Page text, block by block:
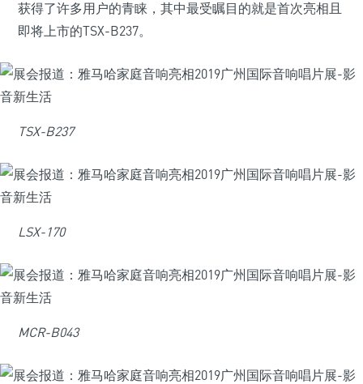
获得了许多用户的青睐，其中最受瞩目的就是首次亮相且
即将上市的TSX-B237。
TSX-B237
LSX-170
MCR-B043